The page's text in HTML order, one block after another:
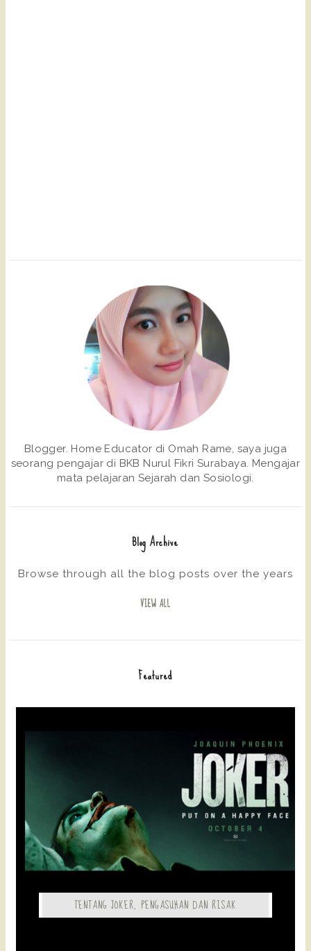
Blogger. Home Educator di Omah Rame, saya juga
seorang pengajar di BKB Nurul Fikri Surabaya. Mengajar
mata pelajaran Sejarah dan Sosiologi.
Blog Archive
Browse through all the blog posts over the years
VIEW ALL
Featured
TENTANG JOKER, PENGASUHAN DAN RISAK